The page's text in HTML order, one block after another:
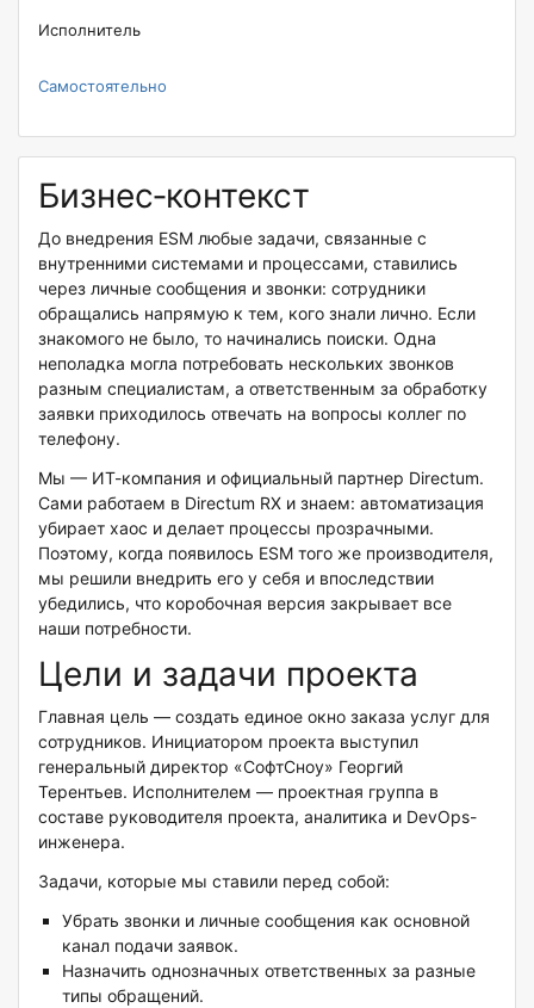
Исполнитель
Самостоятельно
Бизнес‑контекст
До внедрения ESM любые задачи, связанные с
внутренними системами и процессами, ставились
через личные сообщения и звонки: сотрудники
обращались напрямую к тем, кого знали лично. Если
знакомого не было, то начинались поиски. Одна
неполадка могла потребовать нескольких звонков
разным специалистам, а ответственным за обработку
заявки приходилось отвечать на вопросы коллег по
телефону.
Мы — ИТ-компания и официальный партнер Directum.
Сами работаем в Directum RX и знаем: автоматизация
убирает хаос и делает процессы прозрачными.
Поэтому, когда появилось ESM того же производителя,
мы решили внедрить его у себя и впоследствии
убедились, что коробочная версия закрывает все
наши потребности.
Цели и задачи проекта
Главная цель — создать единое окно заказа услуг для
сотрудников. Инициатором проекта выступил
генеральный директор «СофтСноу» Георгий
Терентьев. Исполнителем — проектная группа в
составе руководителя проекта, аналитика и DevOps-
инженера.
Задачи, которые мы ставили перед собой:
Убрать звонки и личные сообщения как основной
канал подачи заявок.
Назначить однозначных ответственных за разные
типы обращений.